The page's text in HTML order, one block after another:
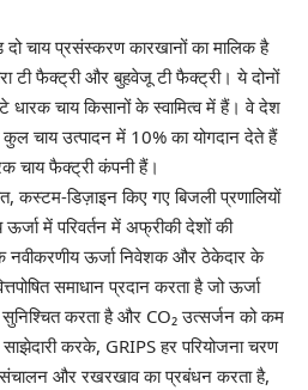
दो चाय प्रसंस्करण कारखानों का मालिक है
टी फैक्ट्री और बुहवेजू टी फैक्ट्री। ये दोनों
धारक चाय किसानों के स्वामित्व में हैं। वे देश
चाय उत्पादन में 10% का योगदान देते हैं
चाय फैक्ट्री कंपनी हैं।
कस्टम-डिज़ाइन किए गए बिजली प्रणालियों
में परिवर्तन में अफ्रीकी देशों की
नवीकरणीय ऊर्जा निवेशक और ठेकेदार के
समाधान प्रदान करता है जो ऊर्जा
करता है और CO₂ उत्सर्जन को कम
करके, GRIPS हर परियोजना चरण
और रखरखाव का प्रबंधन करता है,